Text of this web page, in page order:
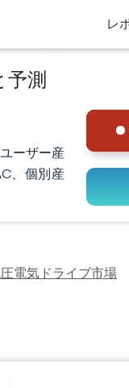
レ
予測
ーザー産
、個別産
電気ドライブ市場